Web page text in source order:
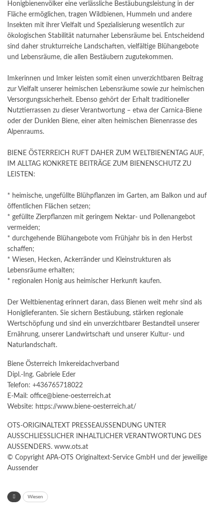
Honigbienenvölker eine verlässliche Bestäubungsleistung in der
Fläche ermöglichen, tragen Wildbienen, Hummeln und andere
Insekten mit ihrer Vielfalt und Spezialisierung wesentlich zur
ökologischen Stabilität naturnaher Lebensräume bei. Entscheidend
sind daher strukturreiche Landschaften, vielfältige Blühangebote
und Lebensräume, die allen Bestäubern zugutekommen.
Imkerinnen und Imker leisten somit einen unverzichtbaren Beitrag
zur Vielfalt unserer heimischen Lebensräume sowie zur heimischen
Versorgungssicherheit. Ebenso gehört der Erhalt traditioneller
Nutztierrassen zu dieser Verantwortung – etwa der Carnica-Biene
oder der Dunklen Biene, einer alten heimischen Bienenrasse des
Alpenraums.
BIENE ÖSTERREICH RUFT DAHER ZUM WELTBIENENTAG AUF,
IM ALLTAG KONKRETE BEITRÄGE ZUM BIENENSCHUTZ ZU
LEISTEN:
* heimische, ungefüllte Blühpflanzen im Garten, am Balkon und auf
öffentlichen Flächen setzen;
* gefüllte Zierpflanzen mit geringem Nektar- und Pollenangebot
vermeiden;
* durchgehende Blühangebote vom Frühjahr bis in den Herbst
schaffen;
* Wiesen, Hecken, Ackerränder und Kleinstrukturen als
Lebensräume erhalten;
* regionalen Honig aus heimischer Herkunft kaufen.
Der Weltbienentag erinnert daran, dass Bienen weit mehr sind als
Honiglieferanten. Sie sichern Bestäubung, stärken regionale
Wertschöpfung und sind ein unverzichtbarer Bestandteil unserer
Ernährung, unserer Landwirtschaft und unserer Kultur- und
Naturlandschaft.
Biene Österreich Imkereidachverband
Dipl.-Ing. Gabriele Eder
Telefon: +436765718022
E-Mail: office@biene-oesterreich.at
Website: https://www.biene-oesterreich.at/
OTS-ORIGINALTEXT PRESSEAUSSENDUNG UNTER
AUSSCHLIESSLICHER INHALTLICHER VERANTWORTUNG DES
AUSSENDERS. www.ots.at
© Copyright APA-OTS Originaltext-Service GmbH und der jeweilige
Aussender
Wiesen